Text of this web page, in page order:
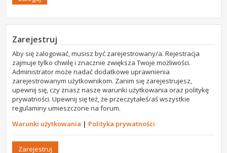
Zarejestruj
Aby się zalogować, musisz być zarejestrowany/a. Rejestracja
zajmuje tylko chwilę i znacznie zwiększa Twoje możliwości.
Administrator może nadać dodatkowe uprawnienia
zarejestrowanym użytkownikom. Zanim się zarejestrujesz,
upewnij się, czy znasz nasze warunki użytkowania oraz politykę
prywatności. Upewnij się też, że przeczytałeś/aś wszystkie
regulaminy umieszczone na forum.
Warunki użytkowania | Polityka prywatności
Zarejestruj